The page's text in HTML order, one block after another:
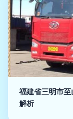
福建省三明市
解析